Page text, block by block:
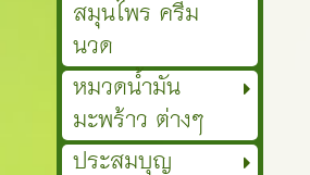
สมุนไพร ครีม
นวด
หมวดน้ำมัน
มะพร้าว ต่างๆ
ประสมบุญ